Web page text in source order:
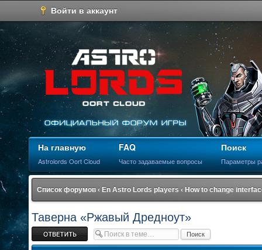
Войти в аккаунт
На главную
Astrolords Oort Cloud
FAQ
Часто задаваемые вопросы
Поиск
Параметры
Список форумов ‹ En Astro Lords players ‹ How to change
Таверна «Ржавый Дредноут»
Ответить